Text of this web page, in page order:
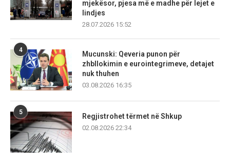
mjekësor, pjesa më e madhe për lejet e
lindjes
28.07.2026 15:52
4
Mucunski: Qeveria punon për
zhbllokimin e eurointegrimeve, detajet
nuk thuhen
03.08.2026 16:35
5
Regjistrohet tërmet në Shkup
02.08.2026 22:34